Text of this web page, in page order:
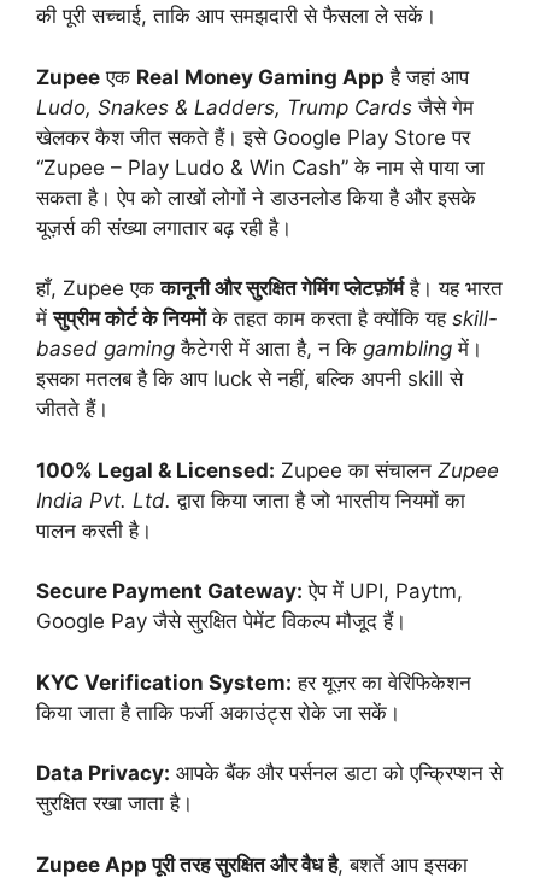
की पूरी सच्चाई, ताकि आप समझदारी से फैसला ले सकें।
Zupee एक Real Money Gaming App है जहां आप
Ludo, Snakes & Ladders, Trump Cards जैसे गेम
खेलकर कैश जीत सकते हैं। इसे Google Play Store पर
“Zupee – Play Ludo & Win Cash” के नाम से पाया जा
सकता है। ऐप को लाखों लोगों ने डाउनलोड किया है और इसके
यूज़र्स की संख्या लगातार बढ़ रही है।
हाँ, Zupee एककानूनी और सुरक्षित गेमिंग प्लेटफ़ॉर्महै। यह भारत
मेंसुप्रीम कोर्ट के नियमोंके तहत काम करता है क्योंकि यह skill-
based gaming कैटेगरी में आता है, न कि gambling में।
इसका मतलब है कि आप luck से नहीं, बल्कि अपनी skill से
जीतते हैं।
100% Legal & Licensed: Zupee का संचालन Zupee
India Pvt. Ltd. द्वारा किया जाता है जो भारतीय नियमों का
पालन करती है।
Secure Payment Gateway: ऐप में UPI, Paytm,
Google Pay जैसे सुरक्षित पेमेंट विकल्प मौजूद हैं।
KYC Verification System: हर यूज़र का वेरिफिकेशन
किया जाता है ताकि फर्जी अकाउंट्स रोके जा सकें।
Data Privacy: आपके बैंक और पर्सनल डाटा को एन्क्रिप्शन से
सुरक्षित रखा जाता है।
Zupee App पूरी तरह सुरक्षित और वैध है, बशर्ते आप इसका